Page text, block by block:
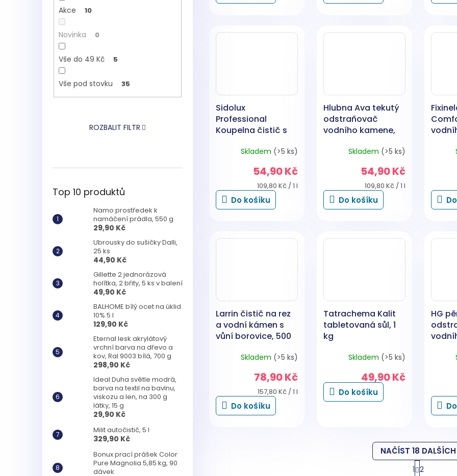
Akce 10
Novinka 0
Vše do 49 Kč 5
Vše pod stovku 35
ROZBALIT FILTR
Top 10 produktů
Namo prostředek k
namáčení prádla, 550 g
29,90 Kč
Ubrousky do sušičky Dalli,
25 ks
44,90 Kč
Gillette 2 jednorázová
holítka, 2 břity, 5 ks v balení
49,90 Kč
BALHOME bílý ocet na úklid
10% 5 l
129,90 Kč
Eternal lesk akrylátový
vrchní barva na dřevo a
kov, Ral 9003 bílá, 700 g
298,90 Kč
Ideal Duha světle modrá,
barva na textil na bavlnu,
viskozu a len, na 300 g
látky, 15 g
29,90 Kč
Milit autočistič, 5 l
329,90 Kč
Bonux prací prášek Color
Pure Magnolia 5,85 kg, 90
dávek
Sidolux
Professional
Koupelna čistič s
Skladem (>5 ks)
54,90 Kč
Měrná
cena:
109,80 Kč / 1 l
Do košíku
Hlubna Ava tekutý
odstraňovač
vodního kamene,
Skladem (>5 ks)
54,90 Kč
Měrná
cena:
109,80 Kč / 1 l
Do košíku
Larrin čistič na rez
a vodní kámen s
vůní borovice, 500
Skladem (>5 ks)
78,90 Kč
Měrná
cena:
157,80 Kč / 1 l
Do košíku
Tatrachema Kalit
tabletovaná sůl, 1
kg
Skladem (>5 ks)
49,90 Kč
Do košíku
HG
NAČÍST 18 DALŠÍCH
S
t
1 2